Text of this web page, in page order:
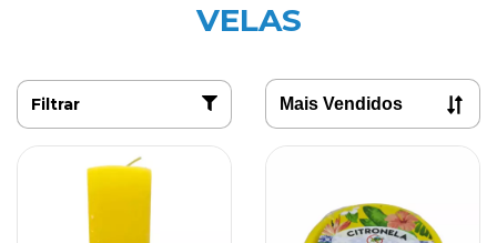
VELAS
Filtrar